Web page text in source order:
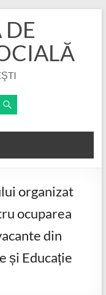
DE
organizat
ocuparea
din
și Educație